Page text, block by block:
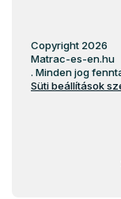
Copyright 2026
Matrac-es-en.hu
. Minden jog
Süti beállítások